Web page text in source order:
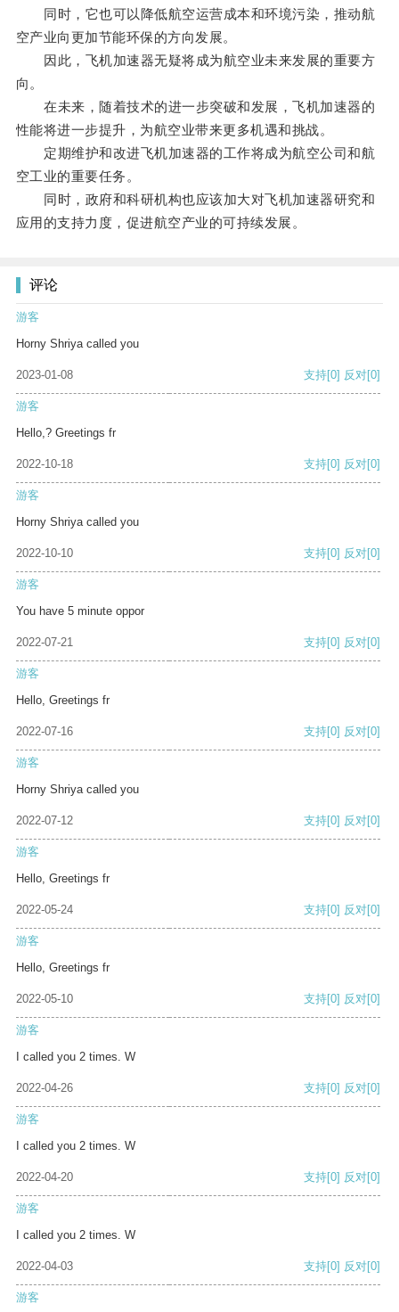
同时，它也可以降低航空运营成本和环境污染，推动航
空产业向更加节能环保的方向发展。
因此，飞机加速器无疑将成为航空业未来发展的重要方
向。
在未来，随着技术的进一步突破和发展，飞机加速器的
性能将进一步提升，为航空业带来更多机遇和挑战。
定期维护和改进飞机加速器的工作将成为航空公司和航
空工业的重要任务。
同时，政府和科研机构也应该加大对飞机加速器研究和
应用的支持力度，促进航空产业的可持续发展。
评论
游客
Horny Shriya called you
2023-01-08 支持[0] 反对[0]
游客
Hello,? Greetings fr
2022-10-18 支持[0] 反对[0]
游客
Horny Shriya called you
2022-10-10 支持[0] 反对[0]
游客
You have 5 minute oppor
2022-07-21 支持[0] 反对[0]
游客
Hello, Greetings fr
2022-07-16 支持[0] 反对[0]
游客
Horny Shriya called you
2022-07-12 支持[0] 反对[0]
游客
Hello, Greetings fr
2022-05-24 支持[0] 反对[0]
游客
Hello, Greetings fr
2022-05-10 支持[0] 反对[0]
游客
I called you 2 times. W
2022-04-26 支持[0] 反对[0]
游客
I called you 2 times. W
2022-04-20 支持[0] 反对[0]
游客
I called you 2 times. W
2022-04-03 支持[0] 反对[0]
游客